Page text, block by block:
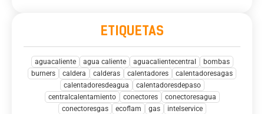
ETIQUETAS
aguacaliente agua caliente aguacalientecentral
bombas
burners
caldera calderas calentadores
calentadoresagas
calentadoresdeagua
calentadoresdepaso
centralcalentamiento
conectores
conectoresagua
conectoresgas
ecoflam gas
intelservice